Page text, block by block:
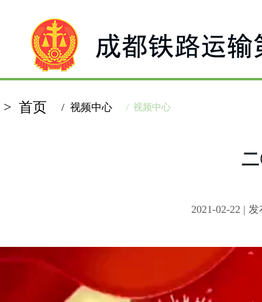
> 首页 / 视频中心 / 视频中心
2021-02-22 |